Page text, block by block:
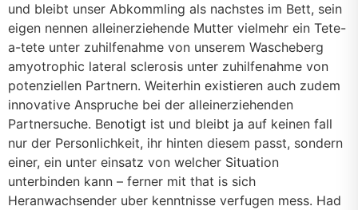
und bleibt unser Abkommling als nachstes im Bett, sein
eigen nennen alleinerziehende Mutter vielmehr ein Tete-
a-tete unter zuhilfenahme von unserem Wascheberg
amyotrophic lateral sclerosis unter zuhilfenahme von
potenziellen Partnern. Weiterhin existieren auch zudem
innovative Anspruche bei der alleinerziehenden
Partnersuche. Benotigt ist und bleibt ja auf keinen fall
nur der Personlichkeit, ihr hinten diesem passt, sondern
einer, ein unter einsatz von welcher Situation
unterbinden kann – ferner mit that is sich
Heranwachsender uber kenntnisse verfugen mess. Had